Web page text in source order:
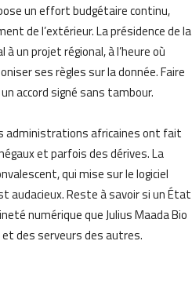
un effort budgétaire continu,
de l’extérieur. La présidence de la
un projet régional, à l’heure où
ses règles sur la donnée. Faire
accord signé sans tambour.
administrations africaines ont fait
et parfois des dérives. La
qui mise sur le logiciel
audacieux. Reste à savoir si un État
numérique que Julius Maada Bio
des serveurs des autres.